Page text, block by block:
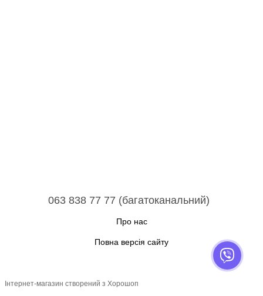
063 838 77 77 (багатоканальний)
Про нас
Повна версія сайту
Інтернет-магазин створений з Хорошоп